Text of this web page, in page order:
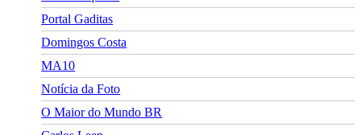
Portal Gaditas
Domingos Costa
MA10
Notícia da Foto
O Maior do Mundo BR